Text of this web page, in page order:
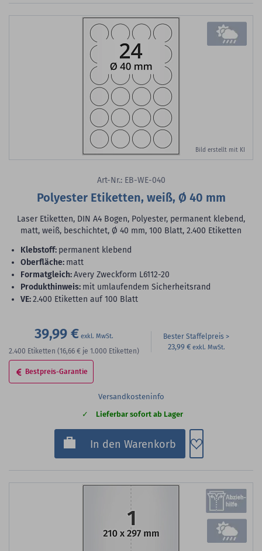
Bild erstellt mit KI
Art-Nr.: EB-WE-040
Polyester Etiketten, weiß, Ø 40 mm
Laser Etiketten, DIN A4 Bogen, Polyester, permanent klebend,
matt, weiß, beschichtet, Ø 40 mm, 100 Blatt, 2.400 Etiketten
Klebstoff: permanent klebend
Oberfläche: matt
Formatgleich:Avery Zweckform L6112-20
Produkthinweis: mit umlaufendem Sicherheitsrand
VE:2.400 Etiketten auf 100 Blatt
39,99 €
2.400 Etiketten (16,66 € je 1.000 Etiketten)
Bester Staffelpreis
23,99 €
Bestpreis-Garantie
Versandkosteninfo
Lieferbar sofort ab Lager
In den Warenkorb Zum